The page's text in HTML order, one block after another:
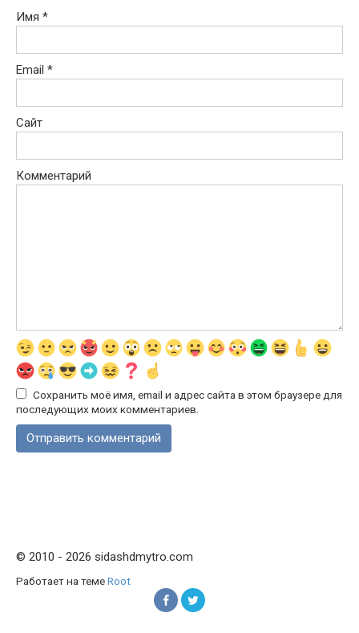
Имя *
Email *
Сайт
Комментарий
Сохранить моё имя, email и адрес сайта в этом браузере для
последующих моих комментариев.
© 2010 - 2026 sidashdmytro.com
Работает на темеRoot